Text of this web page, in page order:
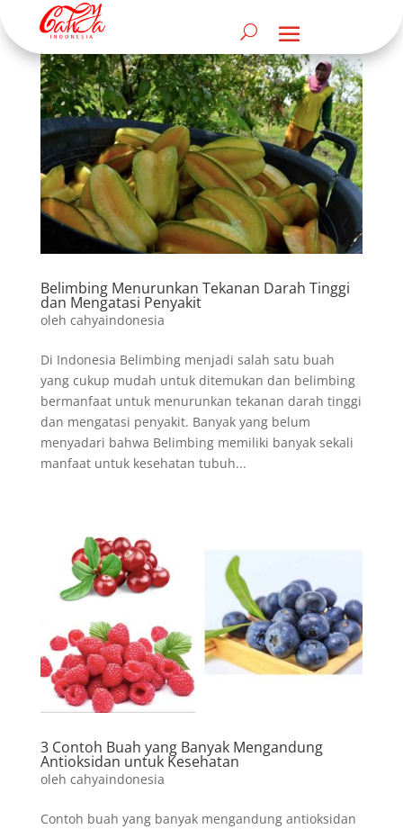
Belimbing Menurunkan Tekanan Darah Tinggi
dan Mengatasi Penyakit
oleh cahyaindonesia
Di Indonesia Belimbing menjadi salah satu buah
yang cukup mudah untuk ditemukan dan belimbing
bermanfaat untuk menurunkan tekanan darah tinggi
dan mengatasi penyakit. Banyak yang belum
menyadari bahwa Belimbing memiliki banyak sekali
manfaat untuk kesehatan tubuh...
3 Contoh Buah yang Banyak Mengandung
Antioksidan untuk Kesehatan
oleh cahyaindonesia
Contoh buah yang banyak mengandung antioksidan